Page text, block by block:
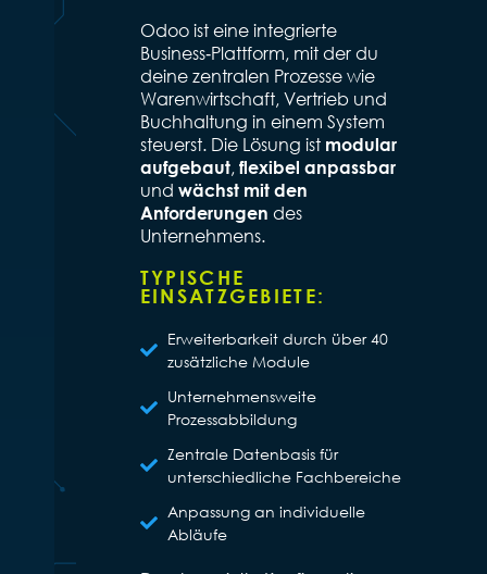
Odoo ist eine integrierte
Business‑Plattform, mit der du
deine zentralen Prozesse wie
Warenwirtschaft, Vertrieb und
Buchhaltung in einem System
steuerst. Die Lösung ist modular
aufgebaut, flexibel anpassbar
und wächst mit den
Anforderungen des
Unternehmens.
TYPISCHE
EINSATZGEBIETE:
Erweiterbarkeit durch über 40
zusätzliche Module
Unternehmensweite
Prozessabbildung
Zentrale Datenbasis für
unterschiedliche Fachbereiche
Anpassung an individuelle
Abläufe